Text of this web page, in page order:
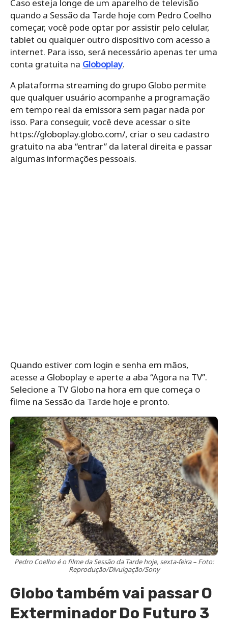
Caso esteja longe de um aparelho de televisão
quando a Sessão da Tarde hoje com Pedro Coelho
começar, você pode optar por assistir pelo celular,
tablet ou qualquer outro dispositivo com acesso a
internet. Para isso, será necessário apenas ter uma
conta gratuita na Globoplay.
A plataforma streaming do grupo Globo permite
que qualquer usuário acompanhe a programação
em tempo real da emissora sem pagar nada por
isso. Para conseguir, você deve acessar o site
https://globoplay.globo.com/, criar o seu cadastro
gratuito na aba “entrar” da lateral direita e passar
algumas informações pessoais.
Quando estiver com login e senha em mãos,
acesse a Globoplay e aperte a aba “Agora na TV”.
Selecione a TV Globo na hora em que começa o
filme na Sessão da Tarde hoje e pronto.
Pedro Coelho é o filme da Sessão da Tarde hoje, sexta-feira – Foto:
Reprodução/Divulgação/Sony
Globo também vai passar O
Exterminador Do Futuro 3